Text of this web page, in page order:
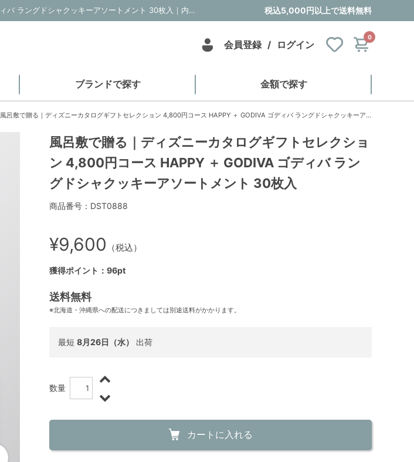
風呂敷で贈る｜ディズニーカタログギフトセレクション 4,800円コース HAPPY ＋ GODIVA ゴディバ ラングドシャクッキーアソートメント 30枚入｜内祝い・お祝い・ギフト・贈り物の通販サイトtheDe(ザディー) 税込5,000円以上で送料無料
会員登録 / ログイン
0
ブランドで探す 金額で探す
風呂敷で贈る｜ディズニーカタログギフトセレクション 4,800円コース HAPPY ＋ GODIVA ゴディバ ラングドシャクッキーアソートメント 30枚入
風呂敷で贈る｜ディズニーカタログギフトセレクショ
ン 4,800円コース HAPPY ＋ GODIVA ゴディバ ラン
グドシャクッキーアソートメント 30枚入
商品番号：DST0888
¥9,600 （税込）
獲得ポイント：96pt
送料無料
※北海道・沖縄県への配送につきましては別途送料がかかります。
最短 8月26日（水） 出荷
数量
カートに入れる